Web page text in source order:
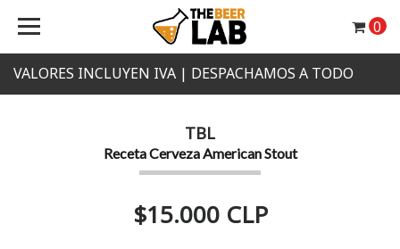
VALORES INCLUYEN IVA | DESPACHAMOS A TODO
0
TBL
Receta Cerveza American Stout
$15.000 CLP